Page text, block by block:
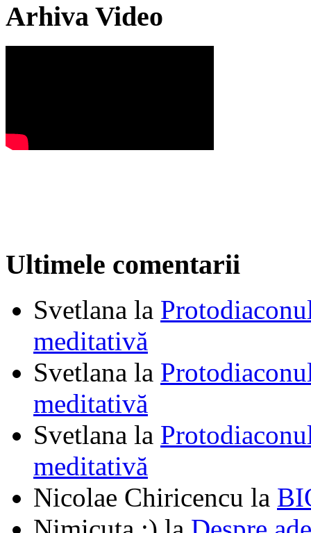
Arhiva Video
Ultimele comentarii
Svetlana la
meditativă
Svetlana la
meditativă
Svetlana la
meditativă
Nicolae Chiricencu la